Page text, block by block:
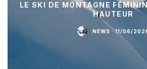
LE SKI DE MONTAGNE
HAUTEUR
NEWS · 11/06/